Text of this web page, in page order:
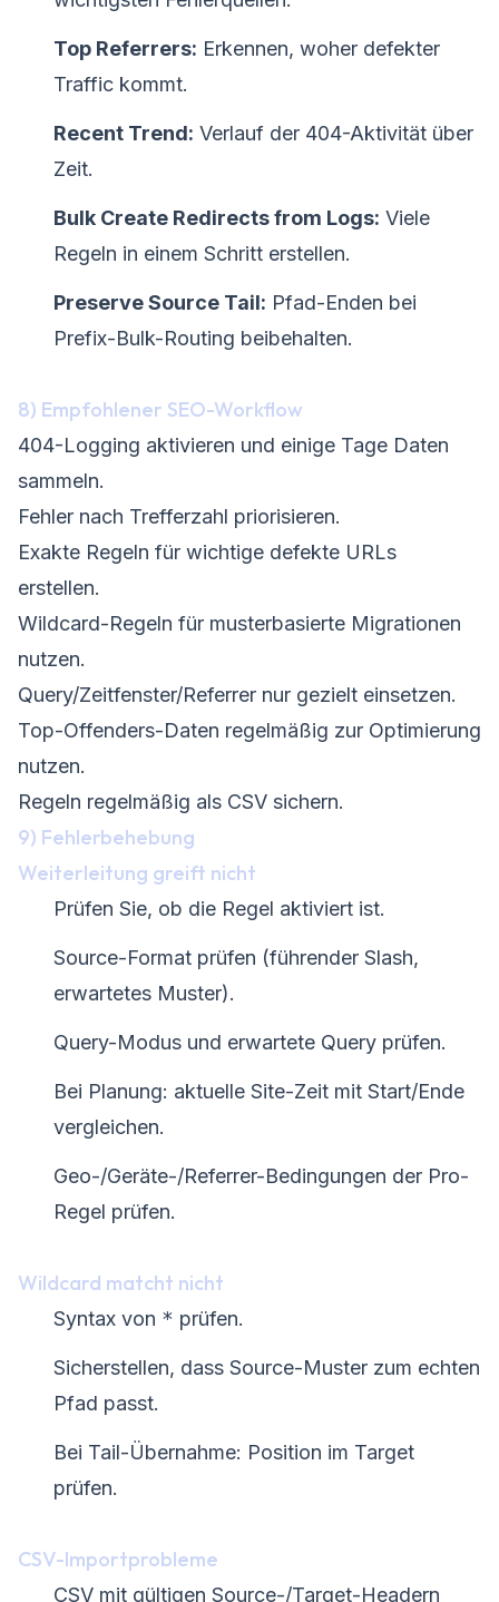
Top Referrers: Erkennen, woher defekter
Traffic kommt.
Recent Trend: Verlauf der 404-Aktivität über
Zeit.
Bulk Create Redirects from Logs: Viele
Regeln in einem Schritt erstellen.
Preserve Source Tail: Pfad-Enden bei
Prefix-Bulk-Routing beibehalten.
8) Empfohlener SEO-Workflow
404-Logging aktivieren und einige Tage Daten
sammeln.
Fehler nach Trefferzahl priorisieren.
Exakte Regeln für wichtige defekte URLs
erstellen.
Wildcard-Regeln für musterbasierte Migrationen
nutzen.
Query/Zeitfenster/Referrer nur gezielt einsetzen.
Top-Offenders-Daten regelmäßig zur Optimierung
nutzen.
Regeln regelmäßig als CSV sichern.
9) Fehlerbehebung
Weiterleitung greift nicht
Prüfen Sie, ob die Regel aktiviert ist.
Source-Format prüfen (führender Slash,
erwartetes Muster).
Query-Modus und erwartete Query prüfen.
Bei Planung: aktuelle Site-Zeit mit Start/Ende
vergleichen.
Geo-/Geräte-/Referrer-Bedingungen der Pro-
Regel prüfen.
Wildcard matcht nicht
Syntax von * prüfen.
Sicherstellen, dass Source-Muster zum echten
Pfad passt.
Bei Tail-Übernahme: Position im Target
prüfen.
CSV-Importprobleme
CSV mit gültigen Source-/Target-Headern